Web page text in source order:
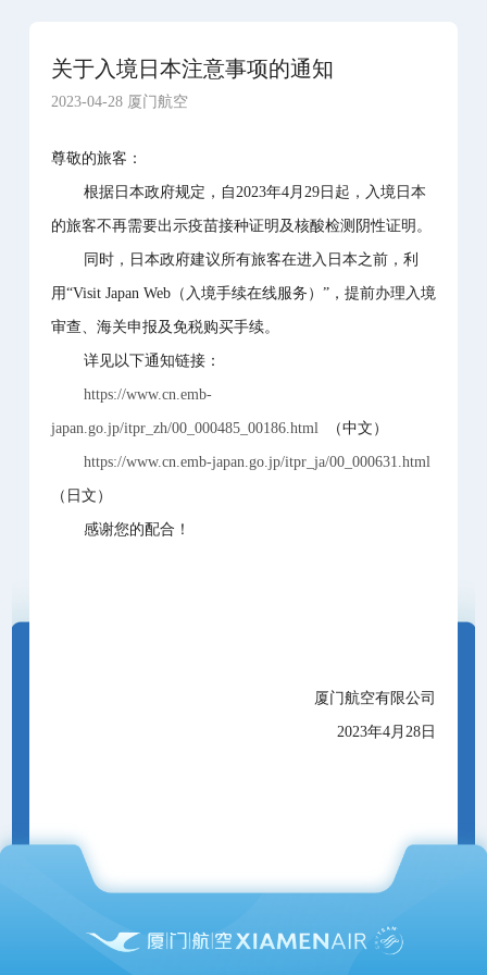
关于入境日本注意事项的通知
2023-04-28 厦门航空
尊敬的旅客：
根据日本政府规定，自2023年4月29日起，入境日本
的旅客不再需要出示疫苗接种证明及核酸检测阴性证明。
同时，日本政府建议所有旅客在进入日本之前，利
用“Visit Japan Web（入境手续在线服务）”，提前办理入境
审查、海关申报及免税购买手续。
详见以下通知链接：
https://www.cn.emb-
japan.go.jp/itpr_zh/00_000485_00186.html（中文）
https://www.cn.emb-japan.go.jp/itpr_ja/00_000631.html
（日文）
感谢您的配合！
厦门航空有限公司
2023年4月28日